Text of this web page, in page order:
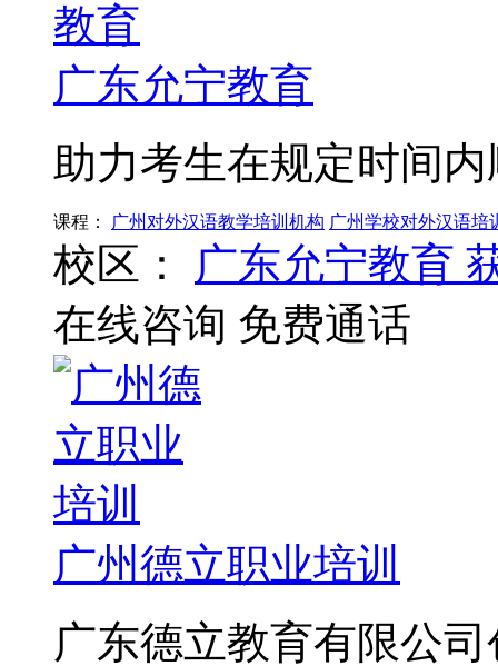
广东允宁教育
助力考生在规定时间
课程： 广州对外汉语教学培训机构 广州学校对外汉语培
校区： 广东允宁教育
在线咨询 免费通话
广州德立职业培训
广东德立教育有限公